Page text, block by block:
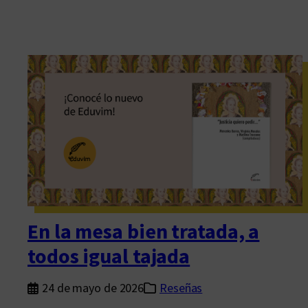
En la mesa bien tratada, a
todos igual tajada
24 de mayo de 2026 Reseñas